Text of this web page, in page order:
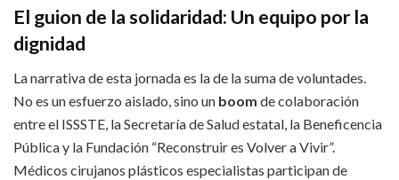
El guion de la solidaridad: Un equipo por la
dignidad
La narrativa de esta jornada es la de la suma de voluntades.
No es un esfuerzo aislado, sino un boom de colaboración
entre el ISSSTE, la Secretaría de Salud estatal, la Beneficencia
Pública y la Fundación “Reconstruir es Volver a Vivir”.
Médicos cirujanos plásticos especialistas participan de